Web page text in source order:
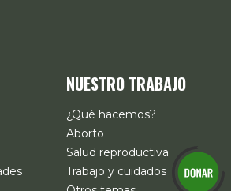
NUESTRO TRABAJO
¿Qué hacemos?
Aborto
Salud reproductiva
Trabajo y cuidados